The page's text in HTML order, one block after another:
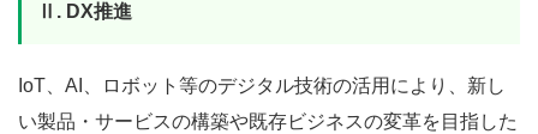
Ⅱ. DX推進
IoT、AI、ロボット等のデジタル技術の活用により、新し
い製品・サービスの構築や既存ビジネスの変革を目指した